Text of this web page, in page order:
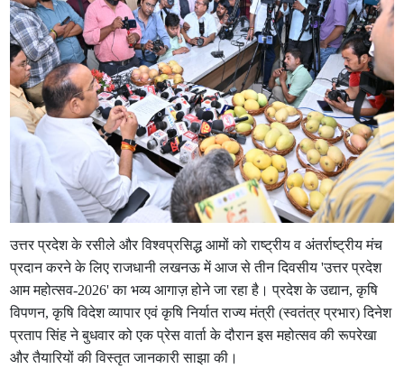
उत्तर प्रदेश के रसीले और विश्वप्रसिद्ध आमों को राष्ट्रीय व अंतर्राष्ट्रीय मंच
प्रदान करने के लिए राजधानी लखनऊ में आज से तीन दिवसीय 'उत्तर प्रदेश
आम महोत्सव-2026' का भव्य आगाज़ होने जा रहा है। प्रदेश के उद्यान, कृषि
विपणन, कृषि विदेश व्यापार एवं कृषि निर्यात राज्य मंत्री (स्वतंत्र प्रभार) दिनेश
प्रताप सिंह ने बुधवार को एक प्रेस वार्ता के दौरान इस महोत्सव की रूपरेखा
और तैयारियों की विस्तृत जानकारी साझा की।